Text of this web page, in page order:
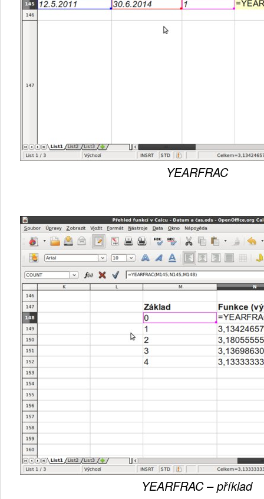
YEARFRAC
YEARFRAC – příklad